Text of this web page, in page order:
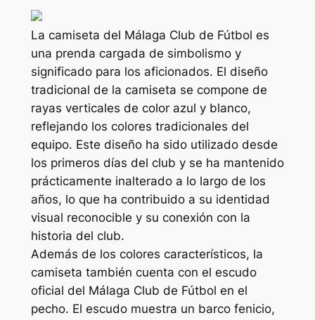
La camiseta del Málaga Club de Fútbol es
una prenda cargada de simbolismo y
significado para los aficionados. El diseño
tradicional de la camiseta se compone de
rayas verticales de color azul y blanco,
reflejando los colores tradicionales del
equipo. Este diseño ha sido utilizado desde
los primeros días del club y se ha mantenido
prácticamente inalterado a lo largo de los
años, lo que ha contribuido a su identidad
visual reconocible y su conexión con la
historia del club.
Además de los colores característicos, la
camiseta también cuenta con el escudo
oficial del Málaga Club de Fútbol en el
pecho. El escudo muestra un barco fenicio,